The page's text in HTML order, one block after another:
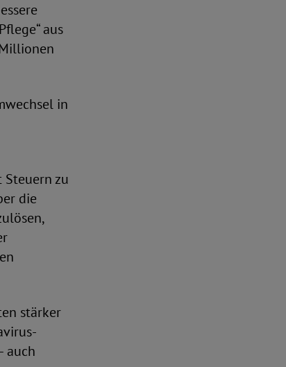
aus
in
Steuern zu
die
stärker
auch